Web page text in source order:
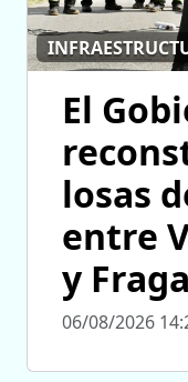
El
losas
entre
y Fraga
06/08/2026